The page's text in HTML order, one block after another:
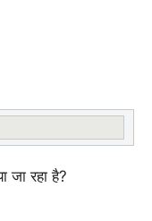
जा रहा है?